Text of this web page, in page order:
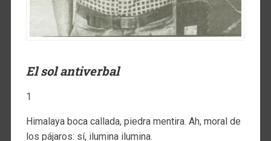
El sol antiverbal
1
Himalaya boca callada, piedra mentira. Ah, moral de
los pájaros: sí, ilumina ilumina.